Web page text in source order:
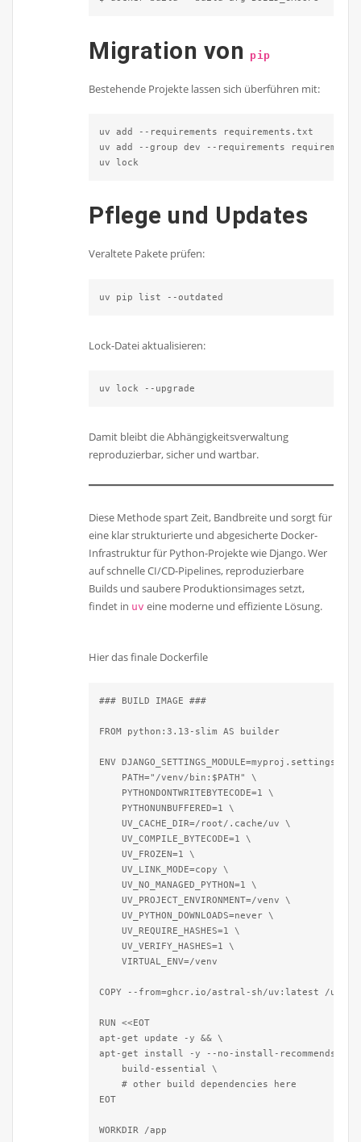
Migration von pip
Bestehende Projekte lassen sich überführen mit:
uv add --requirements requirements.txt
uv add --group dev --requirements
uv lock
Pflege und Updates
Veraltete Pakete prüfen:
uv pip list --outdated
Lock-Datei aktualisieren:
uv lock --upgrade
Damit bleibt die Abhängigkeitsverwaltung
reproduzierbar, sicher und wartbar.
Diese Methode spart Zeit, Bandbreite und sorgt für
eine klar strukturierte und abgesicherte Docker-
Infrastruktur für Python-Projekte wie Django. Wer
auf schnelle CI/CD-Pipelines, reproduzierbare
Builds und saubere Produktionsimages setzt,
findet in uv eine moderne und effiziente Lösung.
Hier das finale Dockerfile
### BUILD IMAGE ###
FROM python:3.13-slim AS builder
ENV DJANGO_SETTINGS_MODULE=myproj.settings \
    PATH="/venv/bin:$PATH" \
    PYTHONDONTWRITEBYTECODE=1 \
    PYTHONUNBUFFERED=1 \
    UV_CACHE_DIR=/root/.cache/uv \
    UV_COMPILE_BYTECODE=1 \
    UV_FROZEN=1 \
    UV_LINK_MODE=copy \
    UV_NO_MANAGED_PYTHON=1 \
    UV_PROJECT_ENVIRONMENT=/venv \
    UV_PYTHON_DOWNLOADS=never \
    UV_REQUIRE_HASHES=1 \
    UV_VERIFY_HASHES=1 \
    VIRTUAL_ENV=/venv
COPY --from=ghcr.io/astral-sh/uv:latest /uv /
RUN <<EOT
apt-get update -y && \
apt-get install -y --no-install-recommends \
    build-essential \
    # other build dependencies here
EOT
WORKDIR /app